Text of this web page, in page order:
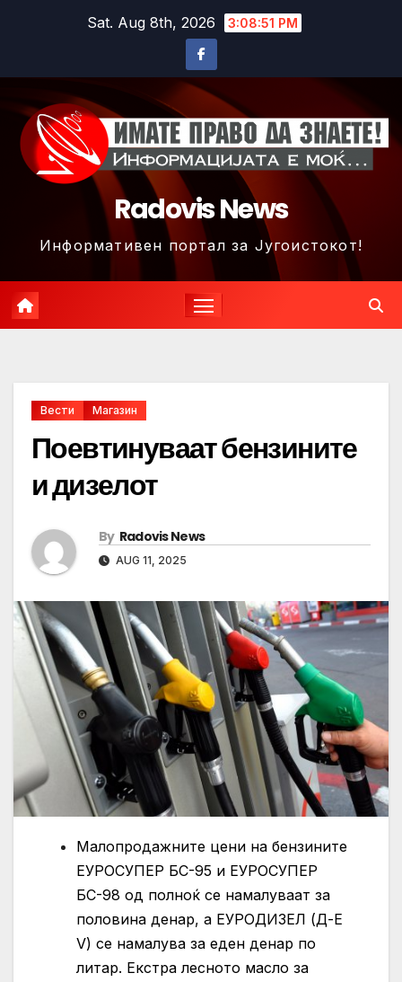
Sat. Aug 8th, 2026 3:08:54 PM
Radovis News
Информативен портал за Југоистокот!
Вести Магазин
Поевтинуваат бензините
и дизелот
By Radovis News
AUG 11, 2025
Малопродажните цени на бензините
ЕУРОСУПЕР БС-95 и ЕУРОСУПЕР
БС-98 од полноќ се намалуваат за
половина денар, а ЕУРОДИЗЕЛ (Д-Е
V) се намалува за еден денар по
литар. Екстра лесното масло за